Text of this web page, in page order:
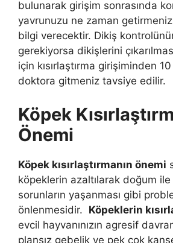
bulunarak girişim sonrasında
yavrunuzu ne zaman
bilgi verecektir. Dikiş
gerekiyorsa dikişlerini
için kısırlaştırma girişiminden
doktora gitmeniz tavsiye edilir.
Köpek
Önemi
Köpek kısırlaştırmanın önemi
köpeklerin azaltılarak doğum
sorunların yaşanması gibi
önlenmesidir. Köpeklerin
evcil hayvanınızın agresif
plansız gebelik ve pek çok